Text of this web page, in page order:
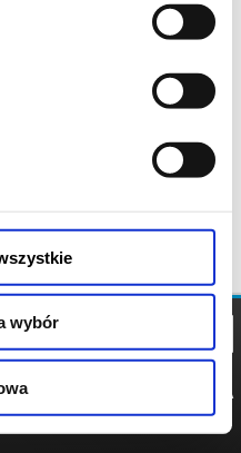
wybór
POLITYKA